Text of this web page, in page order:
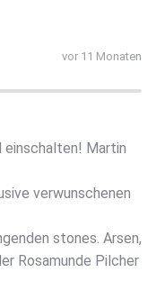
vor 11 Monaten
einschalten! Martin
verwunschenen
stones. Arsen,
Rosamunde Pilcher